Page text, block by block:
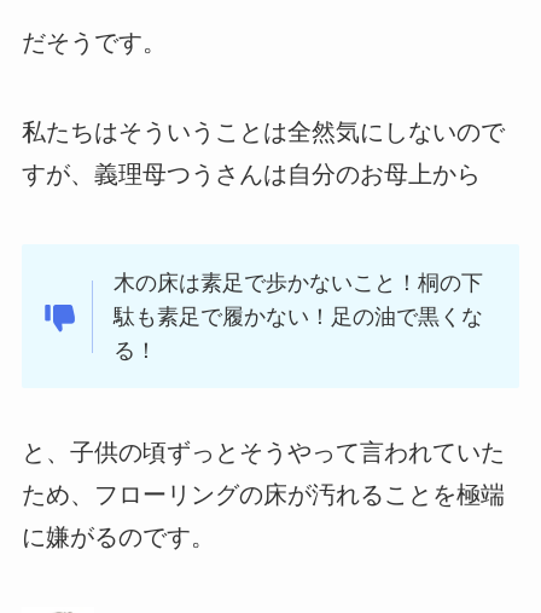
だそうです。
私たちはそういうことは全然気にしないので
すが、義理母つうさんは自分のお母上から
木の床は素足で歩かないこと！桐の下
駄も素足で履かない！足の油で黒くな
る！
と、子供の頃ずっとそうやって言われていた
ため、フローリングの床が汚れることを極端
に嫌がるのです。